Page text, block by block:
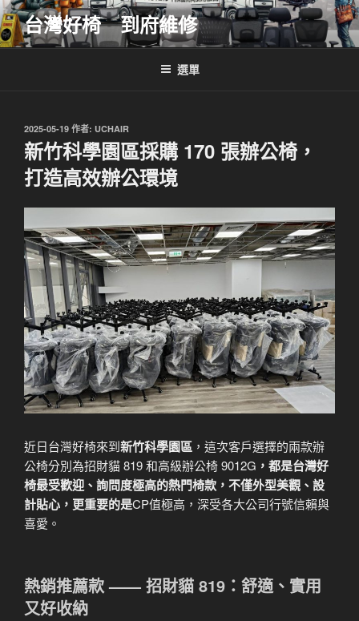
跳
至
主
台灣好椅 到府維修
選單
發
佈
於
2025-05-19 作者: UCHAIR
新竹科學園區採購 170 張辦公椅，
打造高效辦公環境
近日台灣好椅來到新竹科學園區 ，這次客戶選擇的兩款辦
公椅分別為招財貓 819 和高級辦公椅 9012G ，都是台灣好
椅最受歡迎、詢問度極高的熱門椅款，不僅外型美觀、設
計貼心，更重要的是CP值極高，深受各大公司行號信賴與
喜愛。
熱銷推薦款 —— 招財貓 819：舒適、實用
又好收納